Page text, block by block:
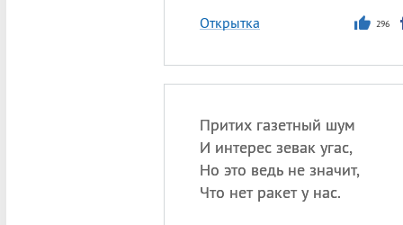
Открытка 296
Притих газетный шум
И интерес зевак угас,
Но это ведь не значит,
Что нет ракет у нас.